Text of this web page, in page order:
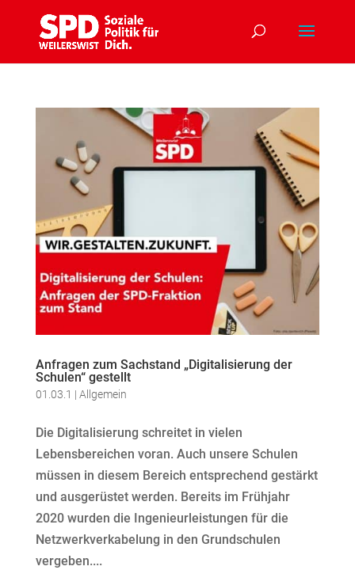
Anfragen zum Sachstand „Digitalisierung der
Schulen“ gestellt
01.03.1 | Allgemein
Die Digitalisierung schreitet in vielen
Lebensbereichen voran. Auch unsere Schulen
müssen in diesem Bereich entsprechend gestärkt
und ausgerüstet werden. Bereits im Frühjahr
2020 wurden die Ingenieurleistungen für die
Netzwerkverkabelung in den Grundschulen
vergeben....